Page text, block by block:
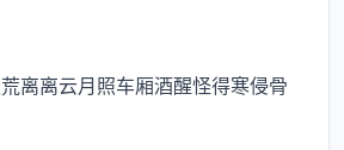
离云月照车厢酒醒怪得寒侵骨